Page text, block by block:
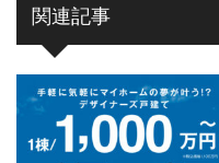
関連記事